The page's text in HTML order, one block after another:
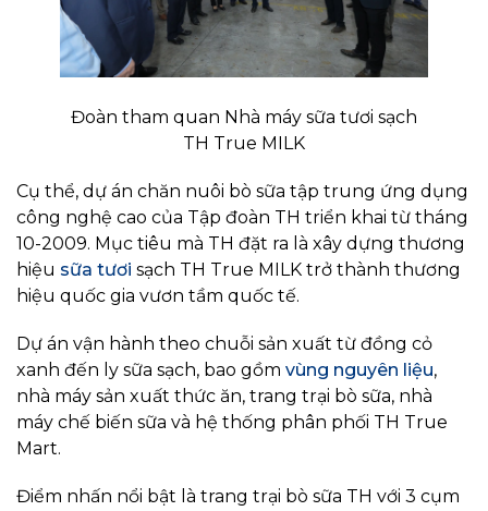
Đoàn tham quan Nhà máy sữa tươi sạch
TH True MILK
Cụ thể, dự án chăn nuôi bò sữa tập trung ứng dụng
công nghệ cao của Tập đoàn TH triển khai từ tháng
10-2009. Mục tiêu mà TH đặt ra là xây dựng thương
hiệu sữa tươi sạch TH True MILK trở thành thương
hiệu quốc gia vươn tầm quốc tế.
Dự án vận hành theo chuỗi sản xuất từ đồng cỏ
xanh đến ly sữa sạch, bao gồm vùng nguyên liệu,
nhà máy sản xuất thức ăn, trang trại bò sữa, nhà
máy chế biến sữa và hệ thống phân phối TH True
Mart.
Điểm nhấn nổi bật là trang trại bò sữa TH với 3 cụm